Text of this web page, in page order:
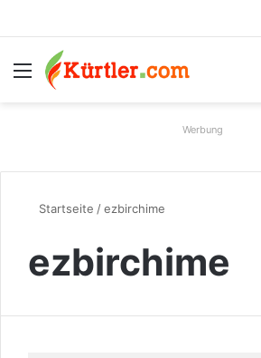
Menü
Werbung
Startseite /ezbirchime
ezbirchime